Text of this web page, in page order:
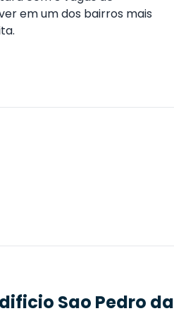
em um dos bairros mais
Sao Pedro da